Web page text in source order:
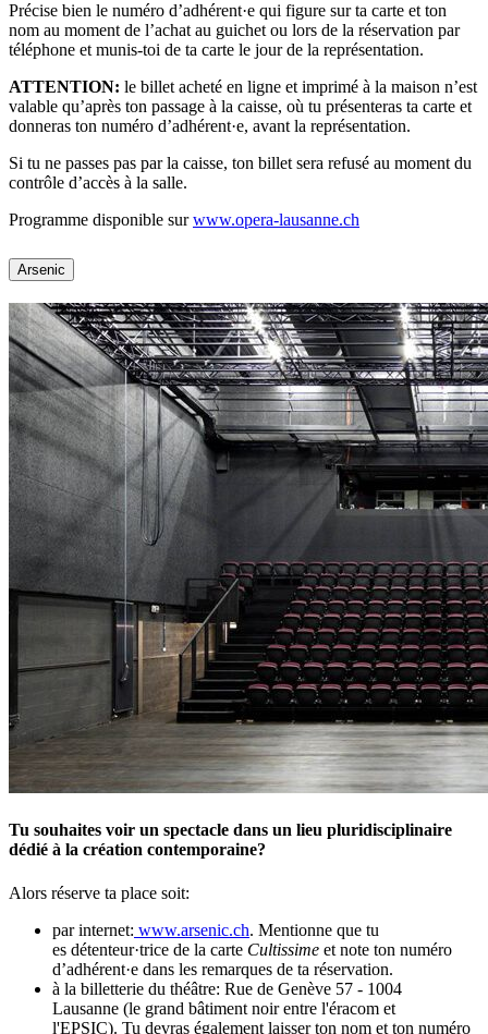
Précise bien le numéro d’adhérent·e qui figure sur ta carte et ton
nom au moment de l’achat au guichet ou lors de la réservation par
téléphone et munis-toi de ta carte le jour de la représentation.
ATTENTION: le billet acheté en ligne et imprimé à la maison n’est
valable qu’après ton passage à la caisse, où tu présenteras ta carte et
donneras ton numéro d’adhérent·e, avant la représentation.
Si tu ne passes pas par la caisse, ton billet sera refusé au moment du
contrôle d’accès à la salle.
Programme disponible surwww.opera-lausanne.ch
Arsenic
Tu souhaites voir un spectacle dans un lieu pluridisciplinaire
dédié à la création contemporaine?
Alors réserve ta place soit:
par internet: www.arsenic.ch. Mentionne que tu
es détenteur·trice de la carte Cultissime et note ton numéro
d’adhérent·e dans les remarques de ta réservation.
à la billetterie du théâtre: Rue de Genève 57 - 1004
Lausanne (le grand bâtiment noir entre l'éracom et
l'EPSIC). Tu devras également laisser ton nom et ton numéro